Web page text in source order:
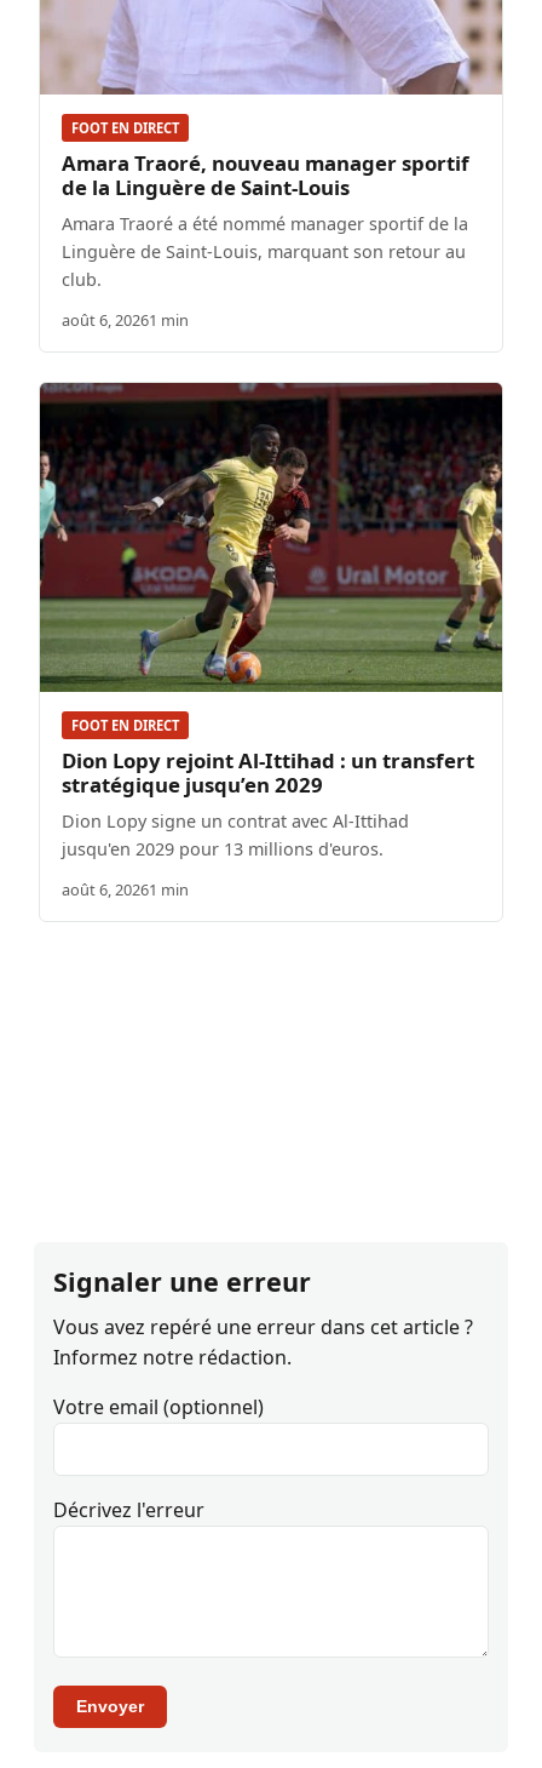
FOOT EN DIRECT
Amara Traoré, nouveau manager sportif
de la Linguère de Saint-Louis
Amara Traoré a été nommé manager sportif de la
Linguère de Saint-Louis, marquant son retour au
club.
août 6, 20261 min
FOOT EN DIRECT
Dion Lopy rejoint Al-Ittihad : un transfert
stratégique jusqu’en 2029
Dion Lopy signe un contrat avec Al-Ittihad
jusqu'en 2029 pour 13 millions d'euros.
août 6, 20261 min
Signaler une erreur
Vous avez repéré une erreur dans cet article ?
Informez notre rédaction.
Votre email (optionnel)
Décrivez l'erreur
Envoyer